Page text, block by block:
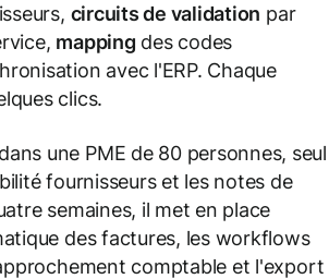
circuits de validation par
mapping des codes
avec l'ERP. Chaque
clics.
une PME de 80 personnes, seul
fournisseurs et les notes de
semaines, il met en place
des factures, les workflows
comptable et l'export